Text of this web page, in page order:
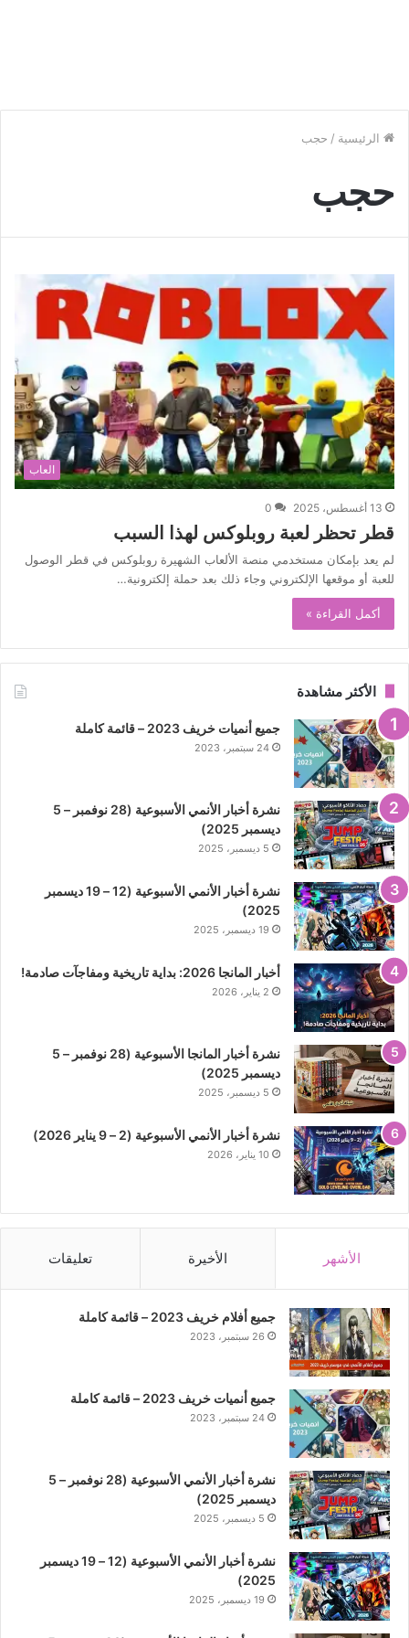
الرئيسية / حجب
حجب
العاب
13 أغسطس، 2025 0
قطر تحظر لعبة روبلوكس لهذا السبب
لم يعد بإمكان مستخدمي منصة الألعاب الشهيرة روبلوكس في قطر الوصول
للعبة أو موقعها الإلكتروني وجاء ذلك بعد حملة إلكترونية…
أكمل القراءة »
الأكثر مشاهدة
جميع أنميات خريف 2023 – قائمة كاملة
24 سبتمبر، 2023
نشرة أخبار الأنمي الأسبوعية (28 نوفمبر – 5
ديسمبر 2025)
5 ديسمبر، 2025
نشرة أخبار الأنمي الأسبوعية (12 – 19 ديسمبر
2025)
19 ديسمبر، 2025
أخبار المانجا 2026: بداية تاريخية ومفاجآت صادمة!
2 يناير، 2026
نشرة أخبار المانجا الأسبوعية (28 نوفمبر – 5
ديسمبر 2025)
5 ديسمبر، 2025
نشرة أخبار الأنمي الأسبوعية (2 – 9 يناير 2026)
10 يناير، 2026
الأشهر الأخيرة تعليقات
جميع أفلام خريف 2023 – قائمة كاملة
26 سبتمبر، 2023
جميع أنميات خريف 2023 – قائمة كاملة
24 سبتمبر، 2023
نشرة أخبار الأنمي الأسبوعية (28 نوفمبر – 5
ديسمبر 2025)
5 ديسمبر، 2025
نشرة أخبار الأنمي الأسبوعية (12 – 19 ديسمبر
2025)
19 ديسمبر، 2025